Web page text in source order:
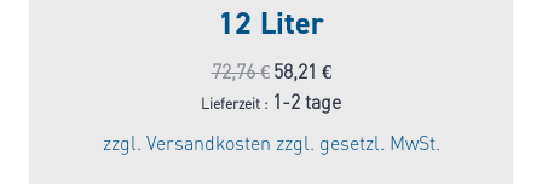
12 Liter
72,76€ Ursprünglicher
Preis
war:
72,76 €
58,21 €Aktueller
Preis
Lieferzeit : 1-2 tage
zzgl. Versandkosten zzgl. gesetzl. MwSt.